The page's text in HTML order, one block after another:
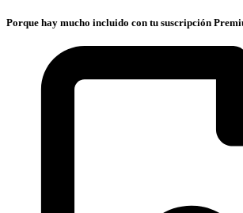
Porque hay mucho incluido con tu suscripción